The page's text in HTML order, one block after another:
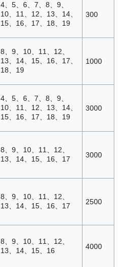
4、5、6、7、8、9、
10、11、12、13、14、
15、16、17、18、19
300
8、9、10、11、12、
13、14、15、16、17、
18、19
1000
4、5、6、7、8、9、
10、11、12、13、14、
15、16、17、18、19
3000
8、9、10、11、12、
13、14、15、16、17
3000
8、9、10、11、12、
13、14、15、16、17
2500
8、9、10、11、12、
13、14、15、16
4000